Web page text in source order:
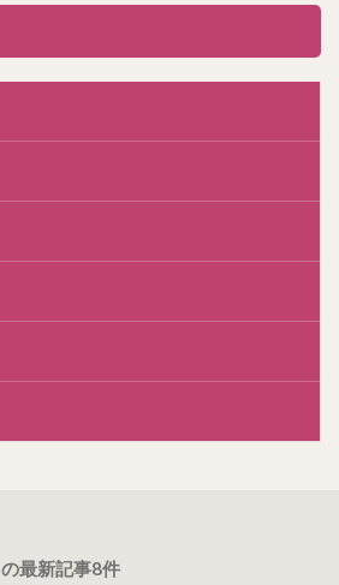
の最新記事8件